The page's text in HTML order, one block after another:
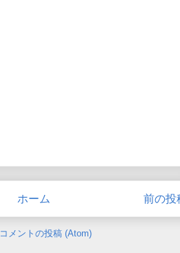
前の投
ホーム
コメントの投稿 (Atom)